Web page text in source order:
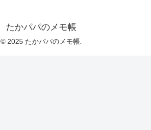
たかパパのメモ帳
© 2025 たかパパのメモ帳.